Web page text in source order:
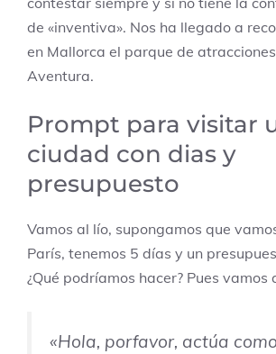
de «inventiva». Nos ha llegado a
en Mallorca el parque de
Aventura.
Prompt para visitar
ciudad con dias y
presupuesto
Vamos al lío, supongamos que
París, tenemos 5 días y un
¿Qué podríamos hacer? Pues
«Hola, porfavor, actúa